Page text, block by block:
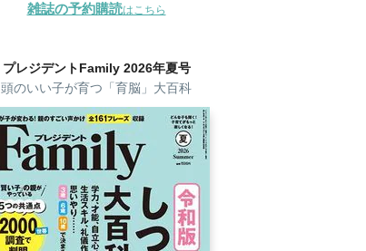
雑誌の予約購読はこちら
プレジデントFamily 2026年夏号
頭のいい子が育つ「育脳」大百科